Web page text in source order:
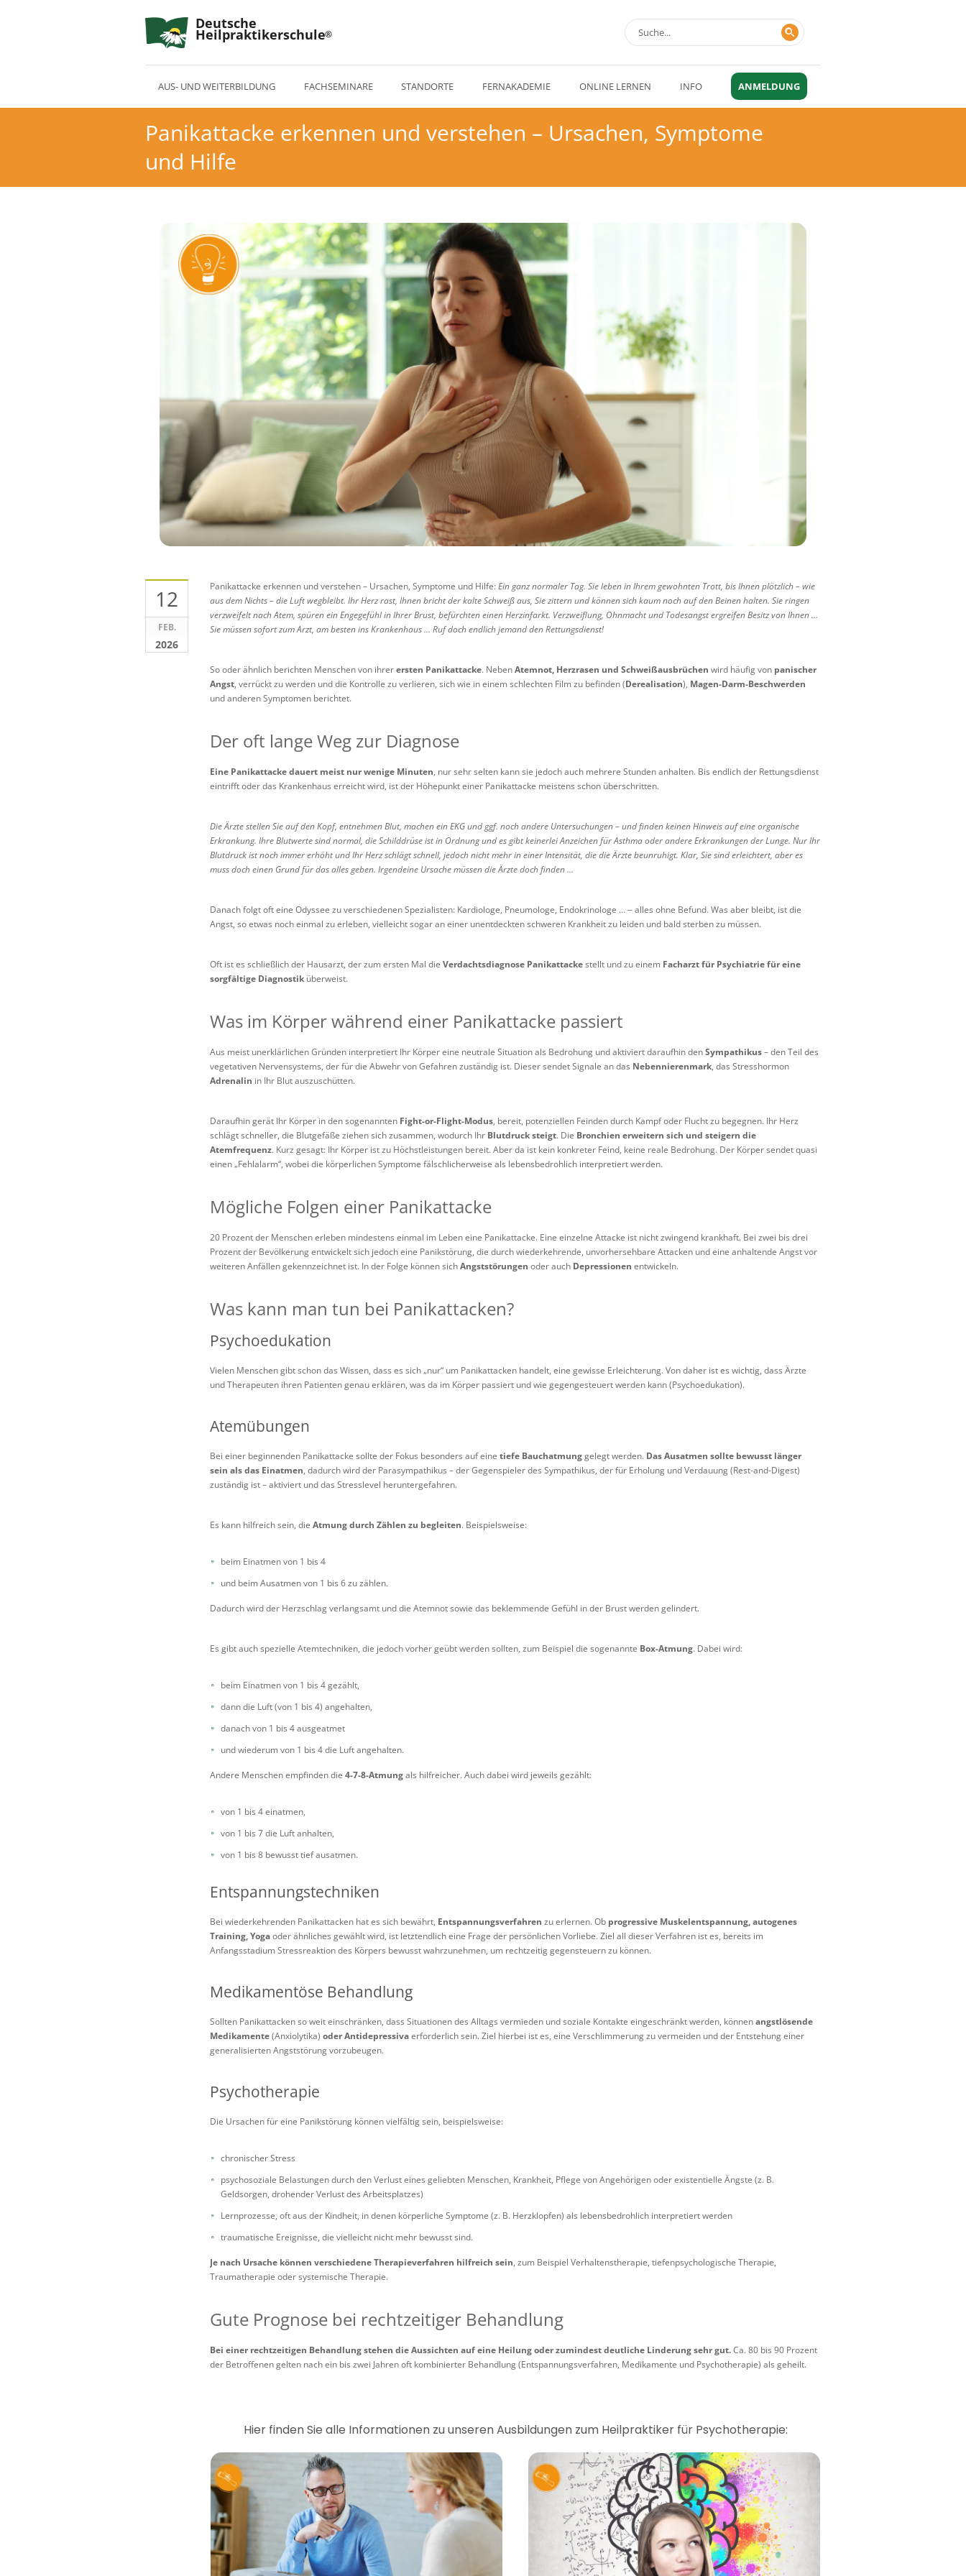
Deutsche
Heilpraktikerschule
AUS- UND WEITERBILDUNG FACHSEMINARE STANDORTE FERNAKADEMIE ONLINE LERNEN INFO ANMELDUNG
Panikattacke erkennen und verstehen – Ursachen, Symptome
und Hilfe
12
FEB.
2026
Panikattacke erkennen und verstehen – Ursachen, Symptome und Hilfe:Ein ganz normaler Tag. Sie leben in Ihrem gewohnten Trott, bis Ihnen plötzlich – wie
aus dem Nichts – die Luft wegbleibt. Ihr Herz rast, Ihnen bricht der kalte Schweiß aus, Sie zittern und können sich kaum noch auf den Beinen halten. Sie ringen
verzweifelt nach Atem, spüren ein Engegefühl in Ihrer Brust, befürchten einen Herzinfarkt. Verzweiflung, Ohnmacht und Todesangst ergreifen Besitz von Ihnen …
Sie müssen sofort zum Arzt, am besten ins Krankenhaus … Ruf doch endlich jemand den Rettungsdienst!
So oder ähnlich berichten Menschen von ihrerersten Panikattacke. NebenAtemnot, Herzrasen und Schweißausbrüchen wird häufig von panischer
Angst, verrückt zu werden und die Kontrolle zu verlieren, sich wie in einem schlechten Film zu befinden (Derealisation), Magen-Darm-Beschwerden
und anderen Symptomen berichtet.
Der oft lange Weg zur Diagnose
Eine Panikattacke dauert meist nur wenige Minuten, nur sehr selten kann sie jedoch auch mehrere Stunden anhalten. Bis endlich der Rettungsdienst
eintrifft oder das Krankenhaus erreicht wird, ist der Höhepunkt einer Panikattacke meistens schon überschritten.
Die Ärzte stellen Sie auf den Kopf, entnehmen Blut, machen ein EKG und ggf. noch andere Untersuchungen – und finden keinen Hinweis auf eine organische
Erkrankung. Ihre Blutwerte sind normal, die Schilddrüse ist in Ordnung und es gibt keinerlei Anzeichen für Asthma oder andere Erkrankungen der Lunge. Nur Ihr
Blutdruck ist noch immer erhöht und Ihr Herz schlägt schnell, jedoch nicht mehr in einer Intensität, die die Ärzte beunruhigt. Klar, Sie sind erleichtert, aber es
muss doch einen Grund für das alles geben. Irgendeine Ursache müssen die Ärzte doch finden …
Danach folgt oft eine Odyssee zu verschiedenen Spezialisten: Kardiologe, Pneumologe, Endokrinologe … ‒ alles ohne Befund. Was aber bleibt, ist die
Angst, so etwas noch einmal zu erleben, vielleicht sogar an einer unentdeckten schweren Krankheit zu leiden und bald sterben zu müssen.
Oft ist es schließlich der Hausarzt, der zum ersten Mal die Verdachtsdiagnose Panikattackestellt und zu einem Facharzt für Psychiatrie für eine
sorgfältige Diagnostik überweist.
Was im Körper während einer Panikattacke passiert
Aus meist unerklärlichen Gründen interpretiert Ihr Körper eine neutrale Situation als Bedrohung und aktiviert daraufhin denSympathikus– den Teil des
vegetativen Nervensystems, der für die Abwehr von Gefahren zuständig ist. Dieser sendet Signale an das Nebennierenmark, das Stresshormon
Adrenalin in Ihr Blut auszuschütten.
Daraufhin gerät Ihr Körper in den sogenannten Fight-or-Flight-Modus, bereit, potenziellen Feinden durch Kampf oder Flucht zu begegnen. Ihr Herz
schlägt schneller, die Blutgefäße ziehen sich zusammen, wodurch Ihr Blutdruck steigt. Die Bronchien erweitern sich und steigern die
Atemfrequenz. Kurz gesagt: Ihr Körper ist zu Höchstleistungen bereit. Aber da ist kein konkreter Feind, keine reale Bedrohung. Der Körper sendet quasi
einen „Fehlalarm“, wobei die körperlichen Symptome fälschlicherweise als lebensbedrohlich interpretiert werden.
Mögliche Folgen einer Panikattacke
20 Prozent der Menschen erleben mindestens einmal im Leben eine Panikattacke. Eine einzelne Attacke ist nicht zwingend krankhaft. Bei zwei bis drei
Prozent der Bevölkerung entwickelt sich jedoch eine Panikstörung, die durch wiederkehrende, unvorhersehbare Attacken und eine anhaltende Angst vor
weiteren Anfällen gekennzeichnet ist. In der Folge können sichAngststörungen oder auch Depressionen entwickeln.
Was kann man tun bei Panikattacken?
Psychoedukation
Vielen Menschen gibt schon das Wissen, dass es sich „nur“ um Panikattacken handelt, eine gewisse Erleichterung. Von daher ist es wichtig, dass Ärzte
und Therapeuten ihren Patienten genau erklären, was da im Körper passiert und wie gegengesteuert werden kann (Psychoedukation).
Atemübungen
Bei einer beginnenden Panikattacke sollte der Fokus besonders auf eine tiefe Bauchatmunggelegt werden. Das Ausatmen sollte bewusst länger
sein als das Einatmen, dadurch wird der Parasympathikus – der Gegenspieler des Sympathikus, der für Erholung und Verdauung (Rest-and-Digest)
zuständig ist – aktiviert und das Stresslevel heruntergefahren.
Es kann hilfreich sein, die Atmung durch Zählen zu begleiten. Beispielsweise:
beim Einatmen von 1 bis 4
und beim Ausatmen von 1 bis 6 zu zählen.
Dadurch wird der Herzschlag verlangsamt und die Atemnot sowie das beklemmende Gefühl in der Brust werden gelindert.
Es gibt auch spezielle Atemtechniken, die jedoch vorher geübt werden sollten, zum Beispiel die sogenannte Box-Atmung. Dabei wird:
beim Einatmen von 1 bis 4 gezählt,
dann die Luft (von 1 bis 4) angehalten,
danach von 1 bis 4 ausgeatmet
und wiederum von 1 bis 4 die Luft angehalten.
Andere Menschen empfinden die 4-7-8-Atmungals hilfreicher. Auch dabei wird jeweils gezählt:
von 1 bis 4 einatmen,
von 1 bis 7 die Luft anhalten,
von 1 bis 8 bewusst tief ausatmen.
Entspannungstechniken
Bei wiederkehrenden Panikattacken hat es sich bewährt, Entspannungsverfahren zu erlernen. Ob progressive Muskelentspannung, autogenes
Training, Yogaoder ähnliches gewählt wird, ist letztendlich eine Frage der persönlichen Vorliebe. Ziel all dieser Verfahren ist es, bereits im
Anfangsstadium Stressreaktion des Körpers bewusst wahrzunehmen, um rechtzeitig gegensteuern zu können.
Medikamentöse Behandlung
Sollten Panikattacken so weit einschränken, dass Situationen des Alltags vermieden und soziale Kontakte eingeschränkt werden, könnenangstlösende
Medikamente(Anxiolytika) oder Antidepressivaerforderlich sein. Ziel hierbei ist es, eine Verschlimmerung zu vermeiden und der Entstehung einer
generalisierten Angststörung vorzubeugen.
Psychotherapie
Die Ursachen für eine Panikstörung können vielfältig sein, beispielsweise:
chronischer Stress
psychosoziale Belastungen durch den Verlust eines geliebten Menschen, Krankheit, Pflege von Angehörigen oder existentielle Ängste (z. B.
Geldsorgen, drohender Verlust des Arbeitsplatzes)
Lernprozesse, oft aus der Kindheit, in denen körperliche Symptome (z. B. Herzklopfen) als lebensbedrohlich interpretiert werden
traumatische Ereignisse, die vielleicht nicht mehr bewusst sind.
Je nach Ursache können verschiedene Therapieverfahren hilfreich sein, zum Beispiel Verhaltenstherapie, tiefenpsychologische Therapie,
Traumatherapie oder systemische Therapie.
Gute Prognose bei rechtzeitiger Behandlung
Bei einer rechtzeitigen Behandlung stehen die Aussichten auf eine Heilung oder zumindest deutliche Linderung sehr gut.Ca. 80 bis 90 Prozent
der Betroffenen gelten nach ein bis zwei Jahren oft kombinierter Behandlung (Entspannungsverfahren, Medikamente und Psychotherapie) als geheilt.
Hier finden Sie alle Informationen zu unseren Ausbildungen zum Heilpraktiker für Psychotherapie: